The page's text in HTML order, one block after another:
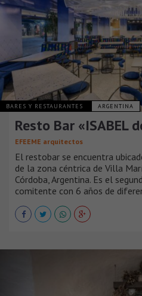
BARES Y RESTAURANTES ARGENTINA
Resto Bar «ISABEL
EFEEME arquitectos
El restobar se encuentra
de la zona céntrica de Villa
Córdoba, Argentina. Es el
comitente con 6 años de